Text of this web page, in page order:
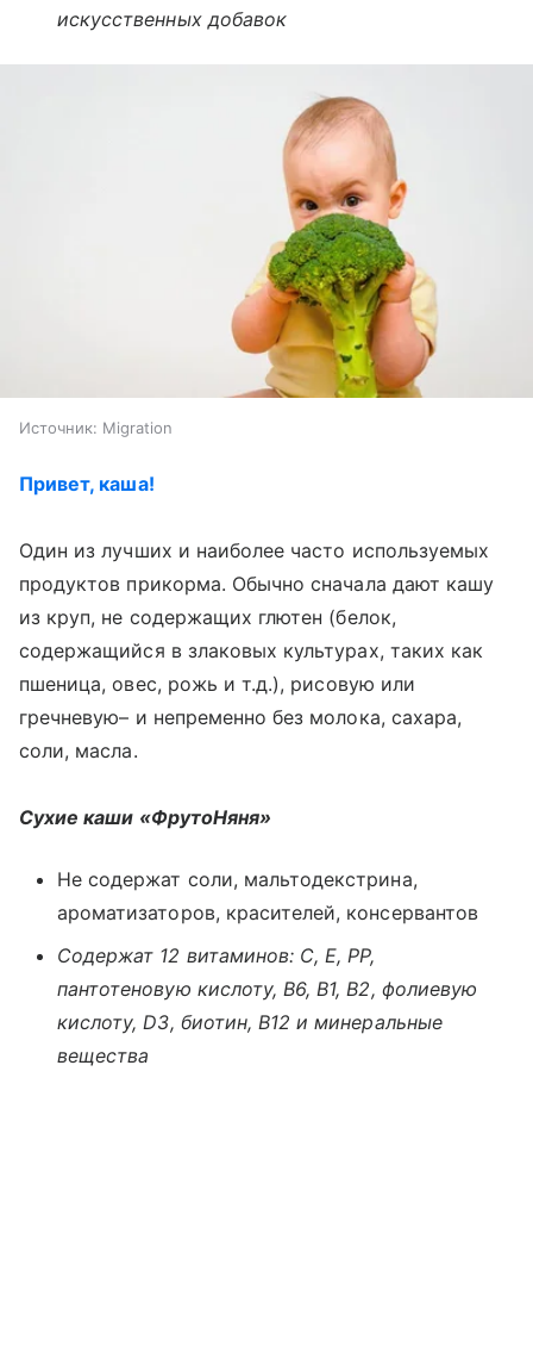
искусственных добавок
Источник: Migration
Привет, каша!
Один из лучших и наиболее часто используемых
продуктов прикорма. Обычно сначала дают кашу
из круп, не содержащих глютен (белок,
содержащийся в злаковых культурах, таких как
пшеница, овес, рожь и т.д.), рисовую или
гречневую– и непременно без молока, сахара,
соли, масла.
Сухие каши «ФрутоНяня»
Не содержат соли, мальтодекстрина,
ароматизаторов, красителей, консервантов
Содержат 12 витаминов: С, Е, РР,
пантотеновую кислоту, В6, В1, В2, фолиевую
кислоту, D3, биотин, B12 и минеральные
вещества